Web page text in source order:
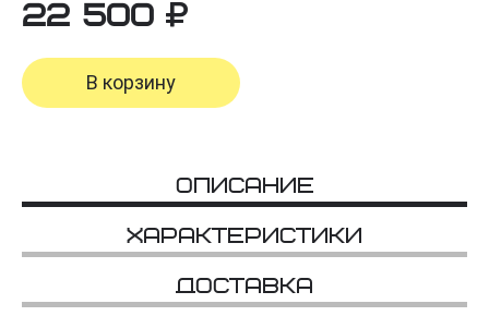
22 500
В корзину
Описание
Характеристики
Доставка